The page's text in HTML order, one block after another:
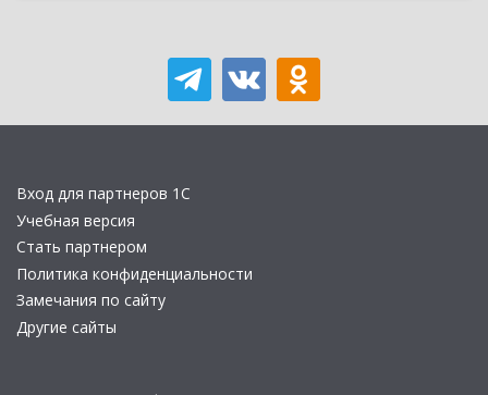
Вход для партнеров 1С
Учебная версия
Стать партнером
Политика конфиденциальности
Замечания по сайту
Другие сайты